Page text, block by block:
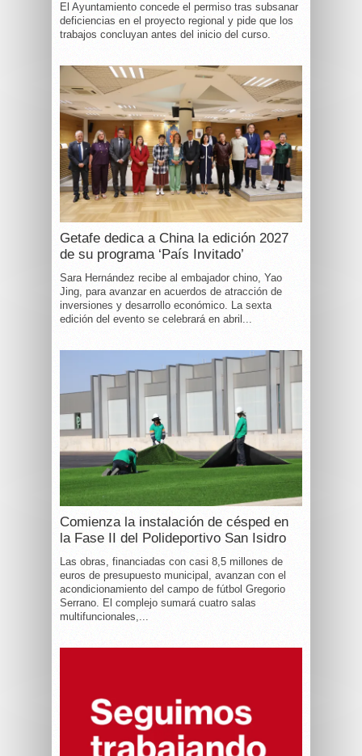
El Ayuntamiento concede el permiso tras subsanar
deficiencias en el proyecto regional y pide que los
trabajos concluyan antes del inicio del curso.
Getafe dedica a China la edición 2027
de su programa ‘País Invitado’
Sara Hernández recibe al embajador chino, Yao
Jing, para avanzar en acuerdos de atracción de
inversiones y desarrollo económico. La sexta
edición del evento se celebrará en abril...
Comienza la instalación de césped en
la Fase II del Polideportivo San Isidro
Las obras, financiadas con casi 8,5 millones de
euros de presupuesto municipal, avanzan con el
acondicionamiento del campo de fútbol Gregorio
Serrano. El complejo sumará cuatro salas
multifuncionales,...